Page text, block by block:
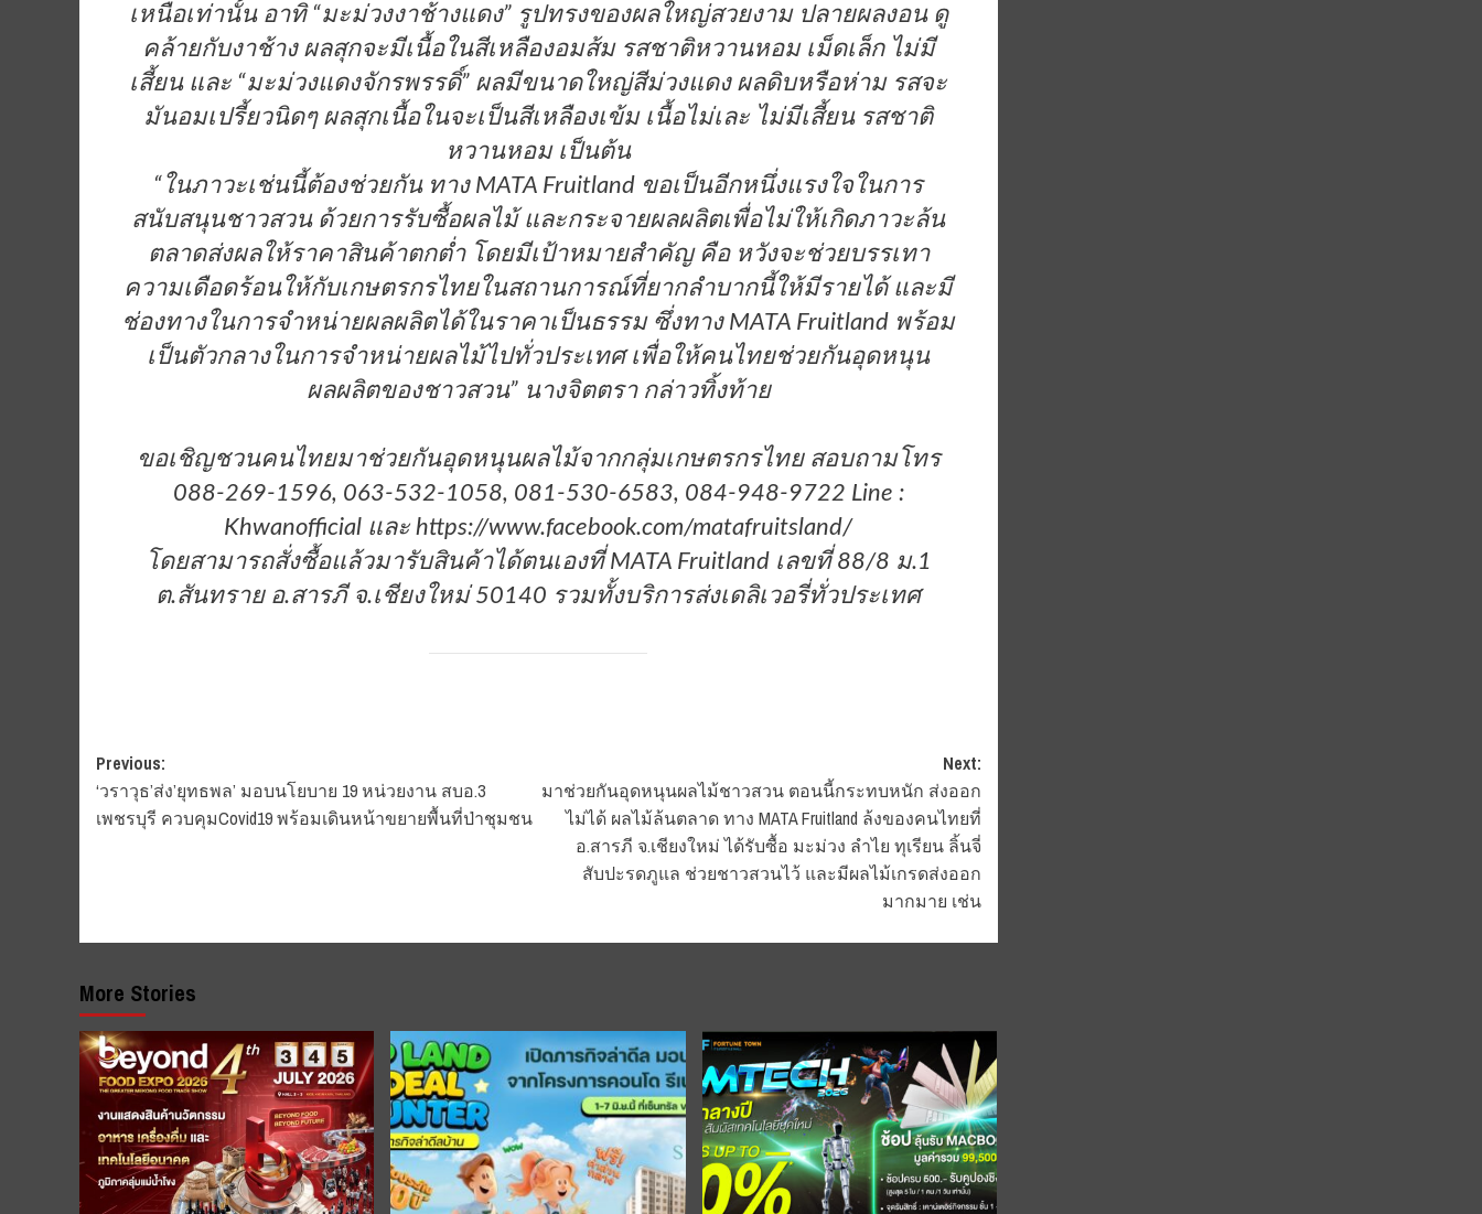
เหนือเท่านั้น อาทิ “มะม่วงงาช้างแดง” รูปทรงของผลใหญ่สวยงาม ปลายผลงอน ดู
คล้ายกับงาช้าง ผลสุกจะมีเนื้อในสีเหลืองอมส้ม รสชาติหวานหอม เม็ดเล็ก ไม่มี
เสี้ยน และ “มะม่วงแดงจักรพรรดิ์” ผลมีขนาดใหญ่สีม่วงแดง ผลดิบหรือห่าม รสจะ
มันอมเปรี้ยวนิดๆ ผลสุกเนื้อในจะเป็นสีเหลืองเข้ม เนื้อไม่เละ ไม่มีเสี้ยน รสชาติ
หวานหอม เป็นต้น
“ในภาวะเช่นนี้ต้องช่วยกัน ทาง MATA Fruitland ขอเป็นอีกหนึ่งแรงใจในการ
สนับสนุนชาวสวน ด้วยการรับซื้อผลไม้ และกระจายผลผลิตเพื่อไม่ให้เกิดภาวะล้น
ตลาดส่งผลให้ราคาสินค้าตกต่ำ โดยมีเป้าหมายสำคัญ คือ หวังจะช่วยบรรเทา
ความเดือดร้อนให้กับเกษตรกรไทยในสถานการณ์ที่ยากลำบากนี้ให้มีรายได้ และมี
ช่องทางในการจำหน่ายผลผลิตได้ในราคาเป็นธรรม ซึ่งทาง MATA Fruitland พร้อม
เป็นตัวกลางในการจำหน่ายผลไม้ไปทั่วประเทศ เพื่อให้คนไทยช่วยกันอุดหนุน
ผลผลิตของชาวสวน” นางจิตตรา กล่าวทิ้งท้าย
ขอเชิญชวนคนไทยมาช่วยกันอุดหนุนผลไม้จากกลุ่มเกษตรกรไทย สอบถามโทร
088-269-1596, 063-532-1058, 081-530-6583, 084-948-9722 Line :
Khwanofficial และ https://www.facebook.com/matafruitsland/
โดยสามารถสั่งซื้อแล้วมารับสินค้าได้ตนเองที่ MATA Fruitland เลขที่ 88/8 ม.1
ต.สันทราย อ.สารภี จ.เชียงใหม่ 50140 รวมทั้งบริการส่งเดลิเวอรี่ทั่วประเทศ
Post
navigation
Previous:
‘วราวุธ’ส่ง’ยุทธพล’ มอบนโยบาย 19 หน่วยงาน สบอ.3
เพชรบุรี ควบคุมCovid19 พร้อมเดินหน้าขยายพื้นที่ป่าชุมชน
Next:
มาช่วยกันอุดหนุนผลไม้ชาวสวน ตอนนี้กระทบหนัก ส่งออก
ไม่ได้ ผลไม้ล้นตลาด ทาง MATA Fruitland ล้งของคนไทยที่
อ.สารภี จ.เชียงใหม่ ได้รับซื้อ มะม่วง ลำไย ทุเรียน ลิ้นจี่
สับปะรดภูแล ช่วยชาวสวนไว้ และมีผลไม้เกรดส่งออก
มากมาย เช่น
More Stories